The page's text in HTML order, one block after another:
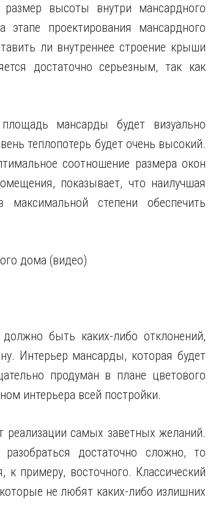
высоты внутри мансардного
проектирования мансардного
ли внутреннее строение крыши
достаточно серьезным, так как
мансарды будет визуально
теплопотерь будет очень высокий.
соотношение размера окон
показывает, что наилучшая
степени обеспечить
дома (видео)
быть каких-либо отклонений,
Интерьер мансарды, которая будет
продуман в плане цветового
интерьера всей постройки.
реализации самых заветных желаний.
достаточно сложно, то
к примеру, восточного. Классический
не любят каких-либо излишних